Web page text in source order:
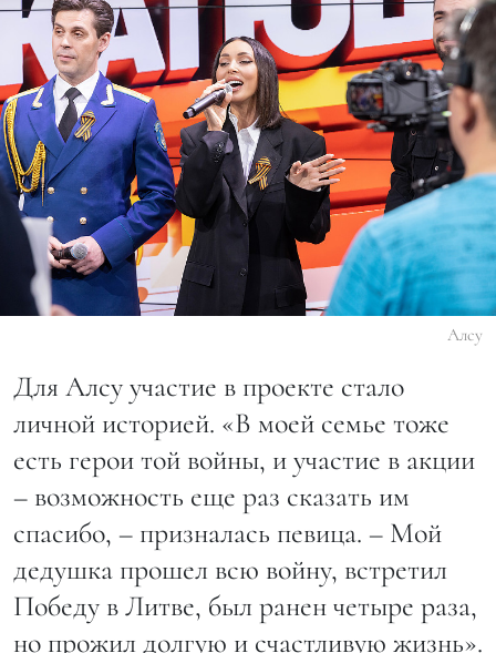
Алсу
Для Алсу участие в проекте стало
личной историей. «В моей семье тоже
есть герои той войны, и участие в акции
– возможность еще раз сказать им
спасибо, – призналась певица. – Мой
дедушка прошел всю войну, встретил
Победу в Литве, был ранен четыре раза,
но прожил долгую и счастливую жизнь».